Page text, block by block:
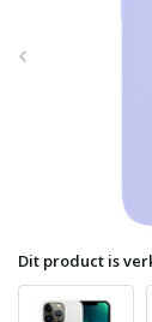
Dit product is